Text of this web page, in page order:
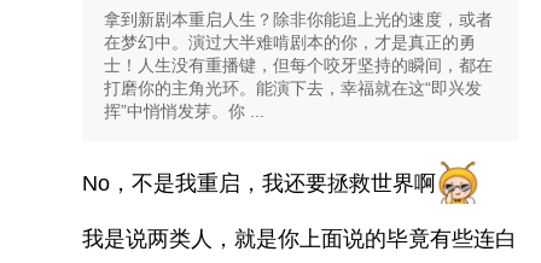
拿到新剧本重启人生？除非你能追上光的速度，或者
在梦幻中。演过大半难啃剧本的你，才是真正的勇
士！人生没有重播键，但每个咬牙坚持的瞬间，都在
打磨你的主角光环。能演下去，幸福就在这“即兴发
挥”中悄悄发芽。你 ...
No，不是我重启，我还要拯救世界啊
我是说两类人，就是你上面说的毕竟有些连白